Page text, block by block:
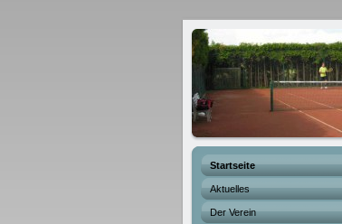
Startseite
Aktuelles
Der Verein